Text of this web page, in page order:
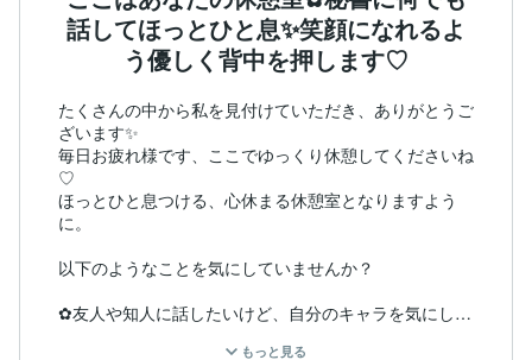
話してほっとひと息✨笑顔になれるよ
う優しく背中を押します♡
たくさんの中から私を見付けていただき、ありがとうご
ざいます✨
毎日お疲れ様です、ここでゆっくり休憩してくださいね
♡
ほっとひと息つける、心休まる休憩室となりますよう
に。
以下のようなことを気にしていませんか？
✿友人や知人に話したいけど、自分のキャラを気にして
もっと見る